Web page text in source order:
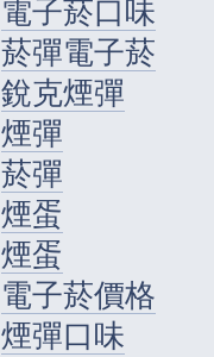
電子菸口味
菸彈電子菸
銳克煙彈
煙彈
菸彈
煙蛋
煙蛋
電子菸價格
煙彈口味